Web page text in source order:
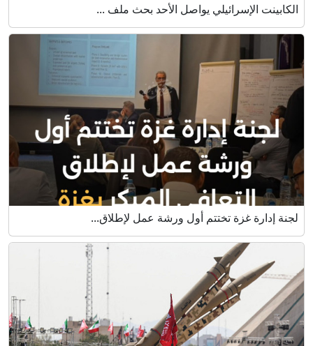
الكابينت الإسرائيلي يواصل الأحد بحث ملف ...
لجنة إدارة غزة تختتم أول ورشة عمل لإطلاق...